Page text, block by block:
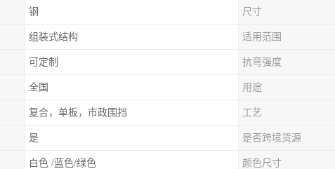
钢 尺寸
组装式结构 适用范围
可定制 抗弯强度
全国 用途
复合，单板，市政围挡 工艺
是 是否跨境货源
白色 /蓝色/绿色 颜色尺寸